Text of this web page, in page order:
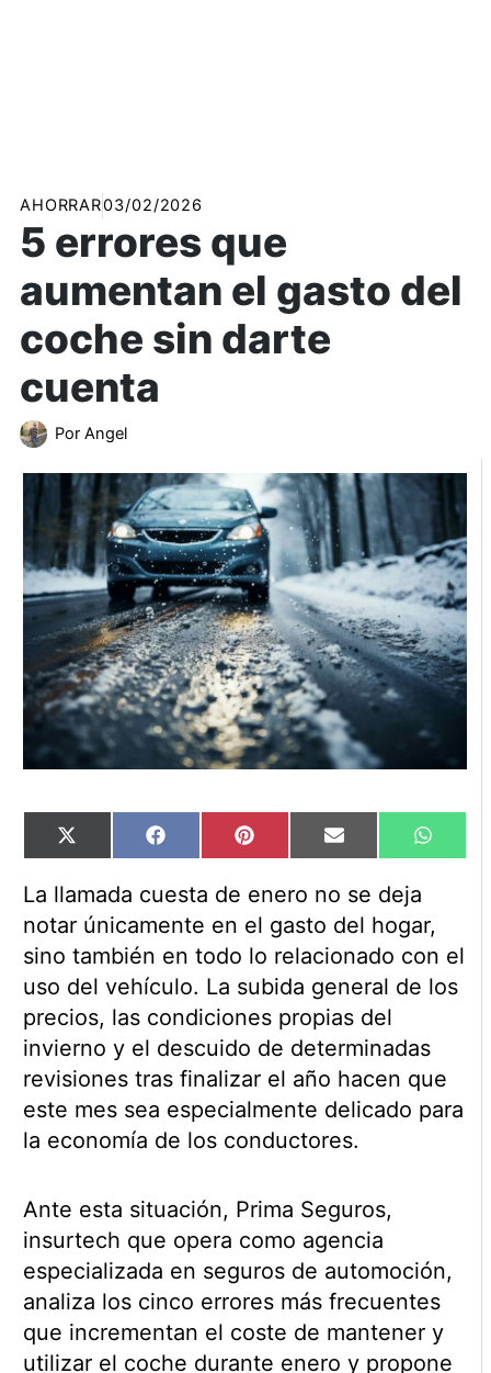
AHORRAR03/02/2026
5 errores que
aumentan el gasto del
coche sin darte
cuenta
Por Angel
Compartir
en
X
(Twitter)
Compartir
en
Facebook Compartir
en
Pinterest Compartir
en
Email
en
La llamada cuesta de enero no se deja
notar únicamente en el gasto del hogar,
sino también en todo lo relacionado con el
uso del vehículo. La subida general de los
precios, las condiciones propias del
invierno y el descuido de determinadas
revisiones tras finalizar el año hacen que
este mes sea especialmente delicado para
la economía de los conductores.
Ante esta situación, Prima Seguros,
insurtech que opera como agencia
especializada en seguros de automoción,
analiza los cinco errores más frecuentes
que incrementan el coste de mantener y
utilizar el coche durante enero y propone